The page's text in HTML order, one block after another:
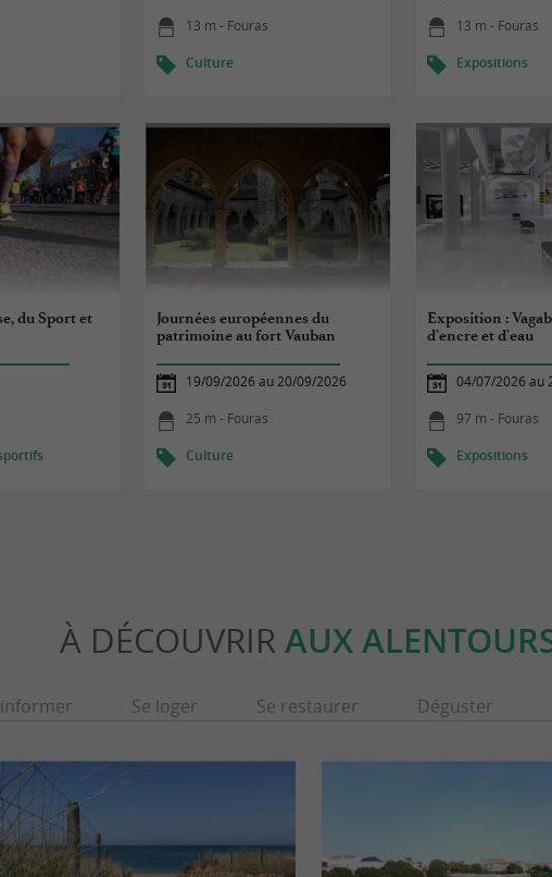
13 m - Fouras
Culture
13 m - Fouras
Expositions
du Sport et
Journées européennes du
patrimoine au fort Vauban
19/09/2026 au 20/09/2026
25 m - Fouras
Culture
Exposition :
d'encre et d'eau
04/07/2026 au
97 m - Fouras
Expositions
À DÉCOUVRIR AUX
Se loger Se restaurer Déguster